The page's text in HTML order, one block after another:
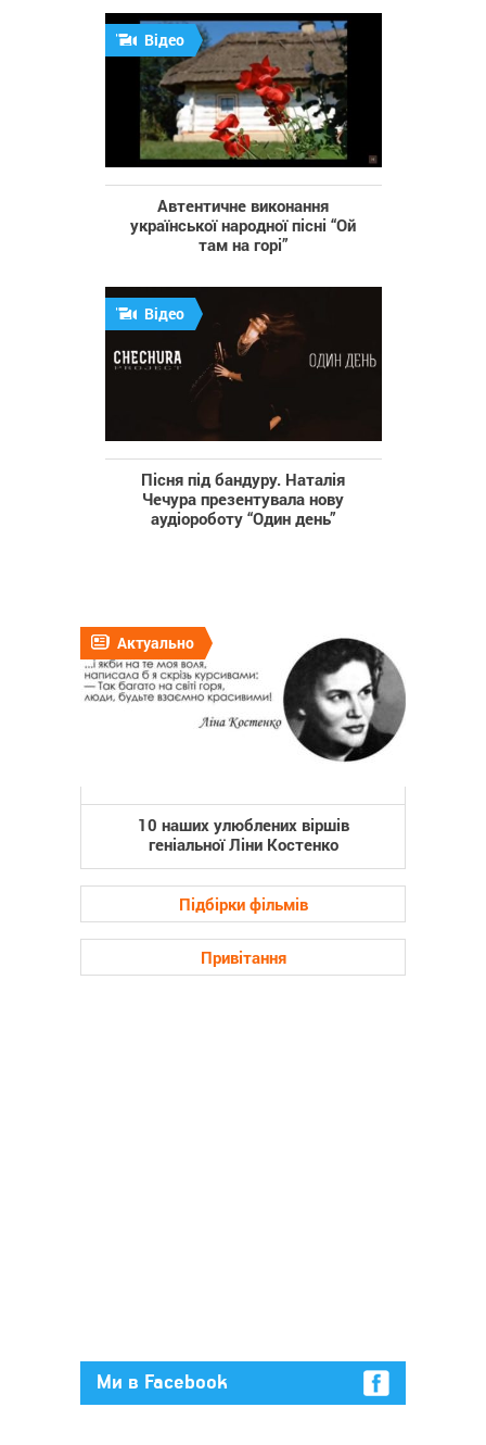
Відео
Автентичне виконання
української народної пісні “Ой
там на горі”
Відео
Пісня під бандуру. Наталія
Чечура презентувала нову
аудіороботу “Один день”
Актуально
10 наших улюблених віршів
геніальної Ліни Костенко
Підбірки фільмів
Привітання
Ми в Facebook